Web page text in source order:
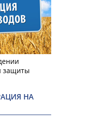
защиты
НА